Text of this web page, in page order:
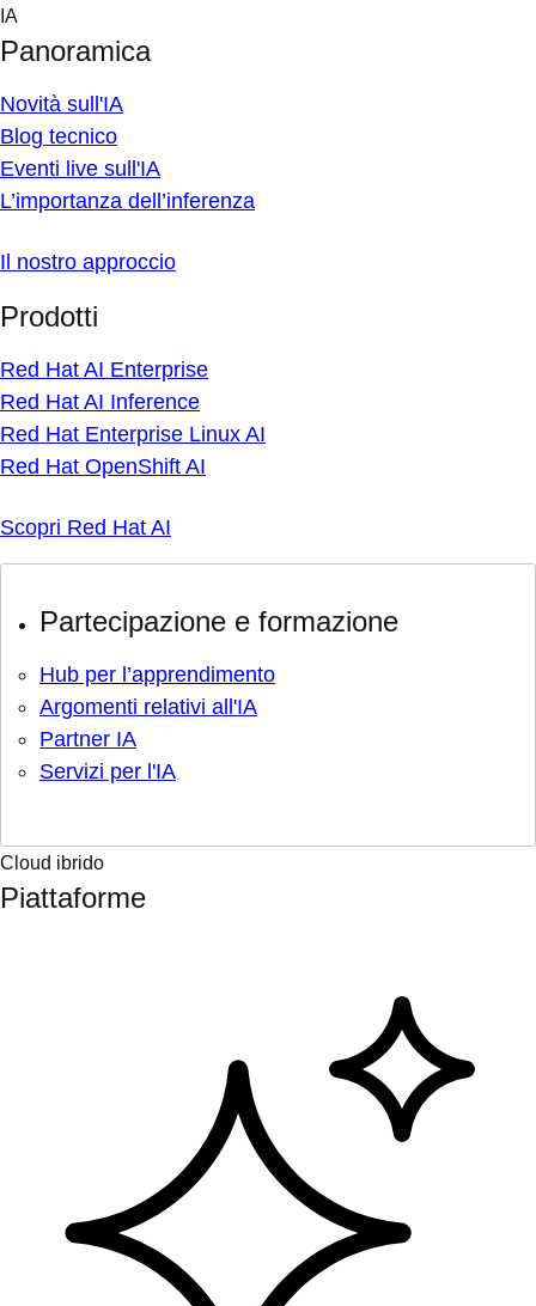
Skip
content
IA
Panoramica
Novità sull'IA
Blog tecnico
Eventi live sull'IA
L’importanza dell’inferenza
Il nostro approccio
Prodotti
Red Hat AI Enterprise
Red Hat AI Inference
Red Hat Enterprise Linux AI
Red Hat OpenShift AI
Scopri Red Hat AI
Partecipazione e formazione
Hub per l’apprendimento
Argomenti relativi all'IA
Partner IA
Servizi per l'IA
Cloud ibrido
Piattaforme